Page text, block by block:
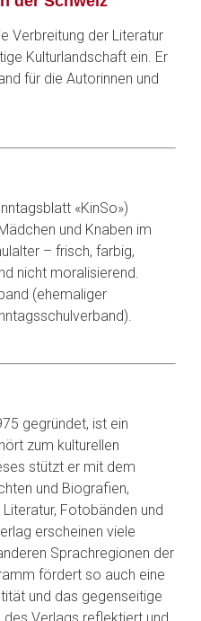
Verbreitung der Literatur
Kulturlandschaft ein. Er
für die Autorinnen und
«KinSo»)
und Knaben im
– frisch, farbig,
nicht moralisierend.
(ehemaliger
gegründet, ist ein
zum kulturellen
stützt er mit dem
und Biografien,
Fotobänden und
erscheinen viele
Sprachregionen der
fördert so auch eine
und das gegenseitige